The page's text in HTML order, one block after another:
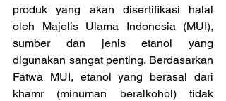
produk yang akan disertifikasi halal
oleh Majelis Ulama Indonesia (MUI),
sumber dan jenis etanol yang
digunakan sangat penting. Berdasarkan
Fatwa MUI, etanol yang berasal dari
khamr (minuman beralkohol) tidak